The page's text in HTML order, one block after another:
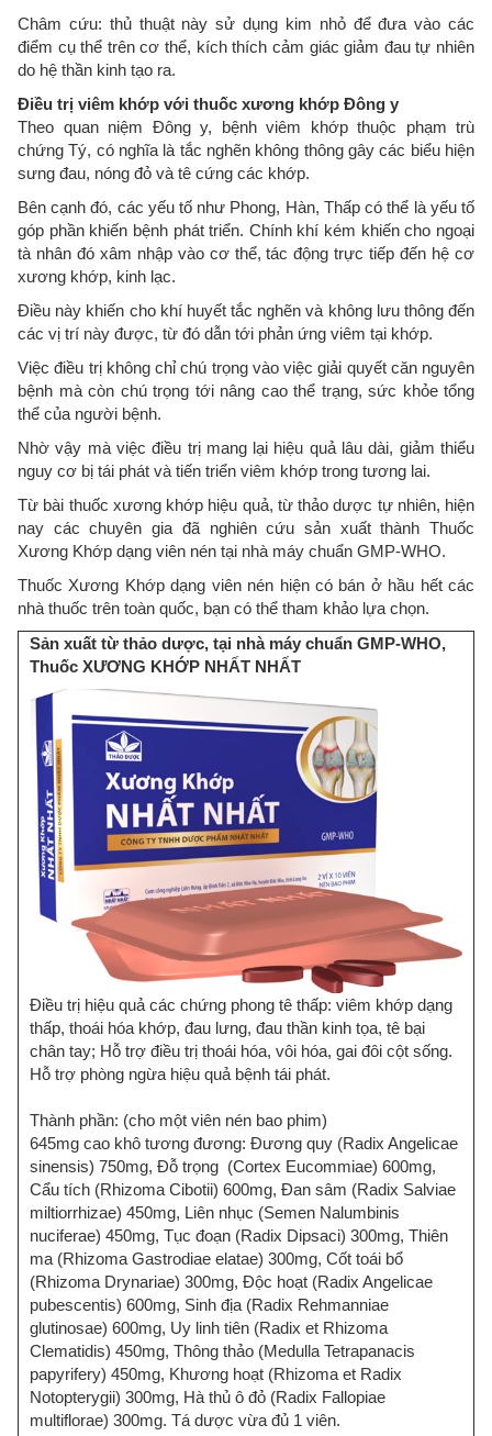
Châm cứu: thủ thuật này sử dụng kim nhỏ để đưa vào các
điểm cụ thể trên cơ thể, kích thích cảm giác giảm đau tự nhiên
do hệ thần kinh tạo ra.
Điều trị viêm khớp với thuốc xương khớp Đông y
Theo quan niệm Đông y, bệnh viêm khớp thuộc phạm trù
chứng Tý, có nghĩa là tắc nghẽn không thông gây các biểu hiện
sưng đau, nóng đỏ và tê cứng các khớp.
Bên cạnh đó, các yếu tố như Phong, Hàn, Thấp có thể là yếu tố
góp phần khiến bệnh phát triển. Chính khí kém khiến cho ngoại
tà nhân đó xâm nhập vào cơ thể, tác động trực tiếp đến hệ cơ
xương khớp, kinh lạc.
Điều này khiến cho khí huyết tắc nghẽn và không lưu thông đến
các vị trí này được, từ đó dẫn tới phản ứng viêm tại khớp.
Việc điều trị không chỉ chú trọng vào việc giải quyết căn nguyên
bệnh mà còn chú trọng tới nâng cao thể trạng, sức khỏe tổng
thể của người bệnh.
Nhờ vậy mà việc điều trị mang lại hiệu quả lâu dài, giảm thiểu
nguy cơ bị tái phát và tiến triển viêm khớp trong tương lai.
Từ bài thuốc xương khớp hiệu quả, từ thảo dược tự nhiên, hiện
nay các chuyên gia đã nghiên cứu sản xuất thành Thuốc
Xương Khớp dạng viên nén tại nhà máy chuẩn GMP-WHO.
Thuốc Xương Khớp dạng viên nén hiện có bán ở hầu hết các
nhà thuốc trên toàn quốc, bạn có thể tham khảo lựa chọn.
Sản xuất từ thảo dược, tại nhà máy chuẩn GMP-WHO,
Thuốc XƯƠNG KHỚP NHẤT NHẤT
Điều trị hiệu quả các chứng phong tê thấp: viêm khớp dạng
thấp, thoái hóa khớp, đau lưng, đau thần kinh tọa, tê bại
chân tay; Hỗ trợ điều trị thoái hóa, vôi hóa, gai đôi cột sống.
Hỗ trợ phòng ngừa hiệu quả bệnh tái phát.
Thành phần: (cho một viên nén bao phim)
645mg cao khô tương đương: Đương quy (Radix Angelicae
sinensis) 750mg, Đỗ trọng (Cortex Eucommiae) 600mg,
Cẩu tích (Rhizoma Cibotii) 600mg, Đan sâm (Radix Salviae
miltiorrhizae) 450mg, Liên nhục (Semen Nalumbinis
nuciferae) 450mg, Tục đoạn (Radix Dipsaci) 300mg, Thiên
ma (Rhizoma Gastrodiae elatae) 300mg, Cốt toái bổ
(Rhizoma Drynariae) 300mg, Độc hoạt (Radix Angelicae
pubescentis) 600mg, Sinh địa (Radix Rehmanniae
glutinosae) 600mg, Uy linh tiên (Radix et Rhizoma
Clematidis) 450mg, Thông thảo (Medulla Tetrapanacis
papyrifery) 450mg, Khương hoạt (Rhizoma et Radix
Notopterygii) 300mg, Hà thủ ô đỏ (Radix Fallopiae
multiflorae) 300mg. Tá dược vừa đủ 1 viên.